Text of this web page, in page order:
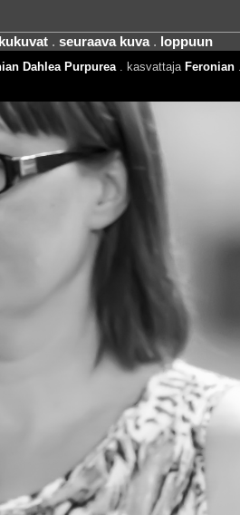
. seuraava kuva. loppuun
Dahlea Purpurea. kasvattaja Feronian.